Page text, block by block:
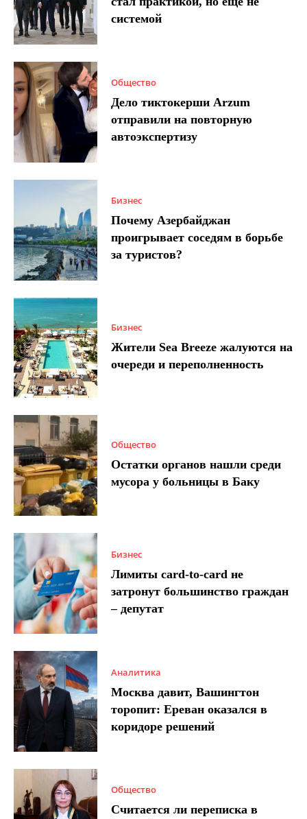
системой
Общество
Дело тиктокерши Arzum
отправили на повторную
автоэкспертизу
Бизнес
Почему Азербайджан
проигрывает соседям в борьбе
за туристов?
Бизнес
Жители Sea Breeze жалуются на
очереди и переполненность
Общество
Остатки органов нашли среди
мусора у больницы в Баку
Бизнес
Лимиты card-to-card не
затронут большинство граждан
– депутат
Аналитика
Москва давит, Вашингтон
торопит: Ереван оказался в
коридоре решений
Общество
Считается ли переписка в